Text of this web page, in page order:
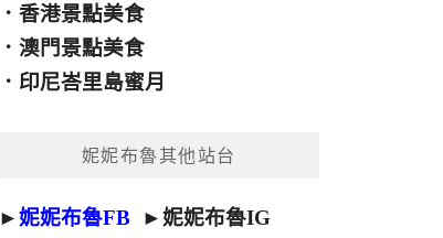
．香港景點美食
．澳門景點美食
． 印尼峇里島蜜月
妮妮布魯其他站台
►妮妮布魯FB ►妮妮布魯IG